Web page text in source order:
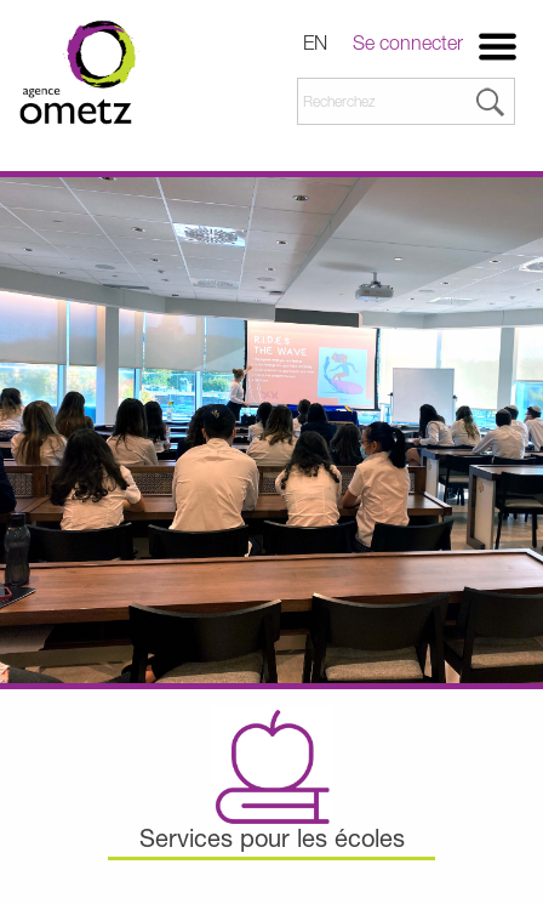
Se connecter
EN
Services pour les écoles